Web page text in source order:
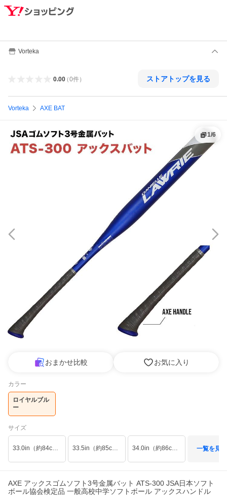
Vorteka
0.00（0件） ストアトップを見る
Vorteka AXE BAT
1/6
おまかせ比較 お気に入り
カラー
ロイヤルブル
ー
サイズ
33.0in（約84cm/660g平均） 33.5in（約85cm/730g平均） 34.0in（約86cm/790g平均） 一覧を見る
AXE アックスゴムソフト3号金属バット ATS-300 JSA日本ソフト
ボール協会検定品 一般高校中学ソフトボール アックスハンドル